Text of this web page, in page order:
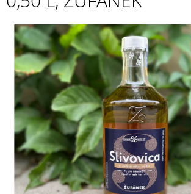
B
U
J
E
T
N
A
J
Í
T
?